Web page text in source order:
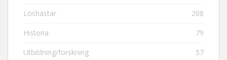
Löshästar 208
Historia 79
Utbildning/forskning 57